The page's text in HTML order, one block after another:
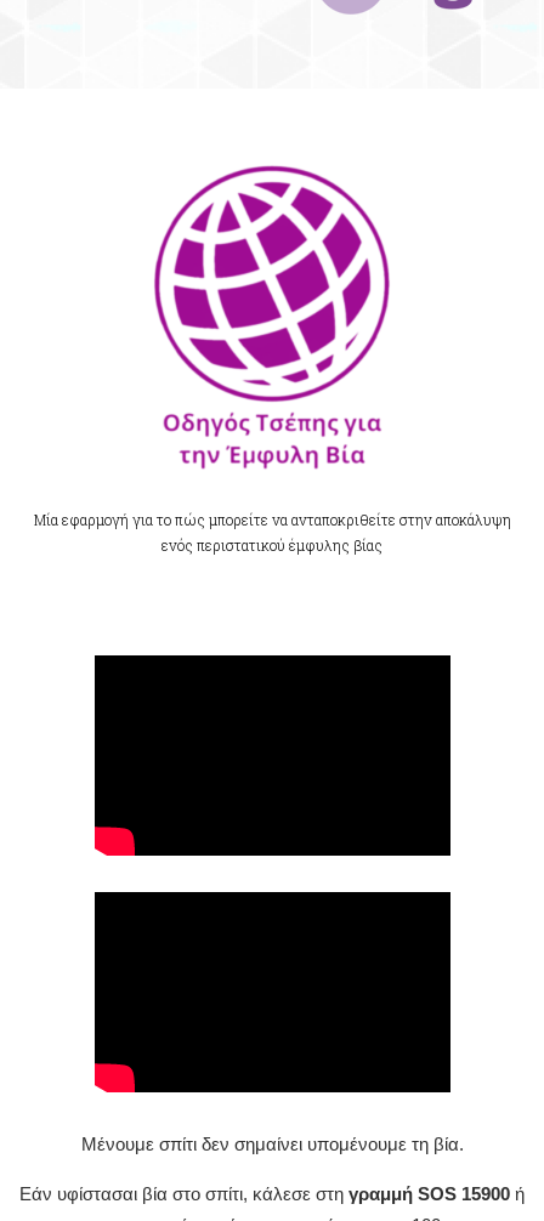
Μία εφαρμογή για το πώς μπορείτε να ανταποκριθείτε στην αποκάλυψη
ενός περιστατικού έμφυλης βίας
Μένουμε σπίτι δεν σημαίνει υπομένουμε τη βία.
Εάν υφίστασαι βία στο σπίτι, κάλεσε στη γραμμή SOS 15900 ή